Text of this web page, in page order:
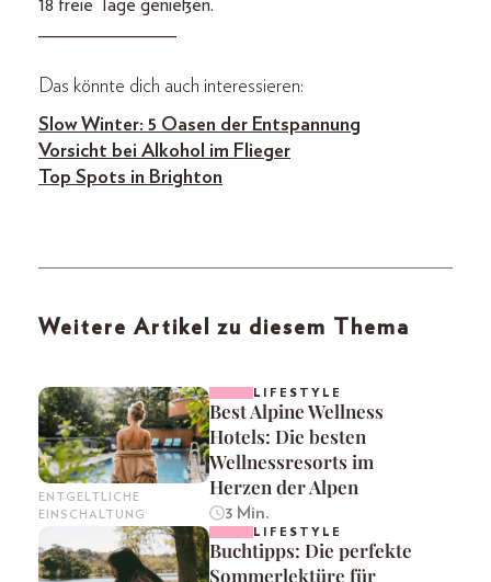
18 freie Tage genießen.
______________
Das könnte dich auch interessieren:
Slow Winter: 5 Oasen der Entspannung
Vorsicht bei Alkohol im Flieger
Top Spots in Brighton
Weitere Artikel zu diesem Thema
ENTGELTLICHE
EINSCHALTUNG
LIFESTYLE
Best Alpine Wellness
Hotels: Die besten
Wellnessresorts im
Herzen der Alpen
3 Min.
LIFESTYLE
Buchtipps: Die perfekte
Sommerlektüre für